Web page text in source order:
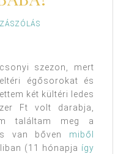
szezon, mert
égősorokat és
két kültéri ledes
Ft volt darabja,
találtam meg a
van bőven miből
(11 hónapja így